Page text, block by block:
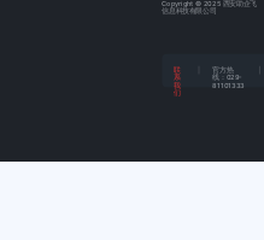
Copyright © 2025 西安助企飞
信息科技有限公司
联
系
我
们
官方热
线： 029-
81101333